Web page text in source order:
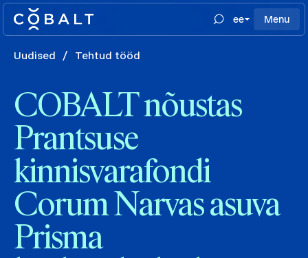
ee Menu
Uudised / Tehtud tööd
COBALT nõustas
Prantsuse
kinnisvarafondi
Corum Narvas asuva
Prisma